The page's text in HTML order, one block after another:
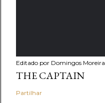
Editado por Domingos Moreira
THE CAPTAIN
Partilhar